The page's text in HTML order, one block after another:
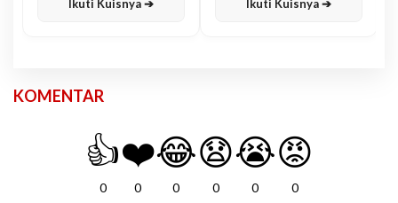
Ikuti Kuisnya ➔ Ikuti Kuisnya ➔
KOMENTAR
👍
0
❤️
0
😂
0
😧
0
😭
0
😡
0